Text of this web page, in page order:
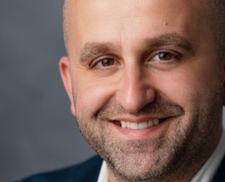
si comerciantii care nu se supun noilor
IN MISCARE
PERMANENT INCARCATE
CORPORATE COMPANIES ON
COME FROM BEING THE MOST